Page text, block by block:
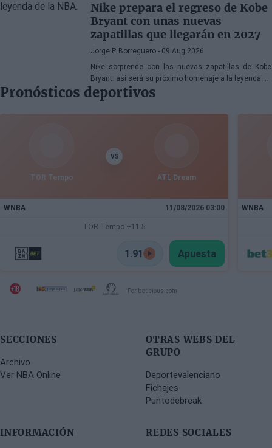
Nike prepara el regreso de Kobe
Bryant con unas nuevas
zapatillas que llegarán en 2027
Jorge P. Borreguero - 09 Aug 2026
Nike sorprende con las nuevas zapatillas de Kobe
Bryant: así será su próximo homenaje a la leyenda de
los Lakers
Pronósticos deportivos
TOR Tempo
VS
ATL Dream
WNBA 11/08/2026 03:00
TOR Tempo +11.5
1.91 Apuesta
WNBA
Por beticious.com
SECCIONES
Archivo
Ver NBA Online
OTRAS WEBS DEL
GRUPO
Deportevalenciano
Fichajes
Puntodebreak
INFORMACIÓN REDES SOCIALES